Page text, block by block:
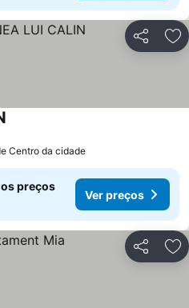
Partilhar
Centro da cidade
preços
Ver preços
Partilhar